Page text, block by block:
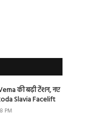
की बढ़ी टेंशन, नए
Slavia Facelift
PM